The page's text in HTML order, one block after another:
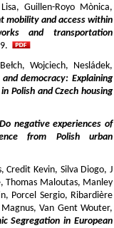
Guillen-Royo Mònica,
mobility and access within
and transportation
Wojciech, Nesládek,
democracy: Explaining
Polish and Czech housing
Do negative experiences of
from Polish urban
Kevin, Silva Diogo, J
Thomas Maloutas, Manley
Porcel Sergio, Ribardière
Van Gent Wouter,
Segregation in European